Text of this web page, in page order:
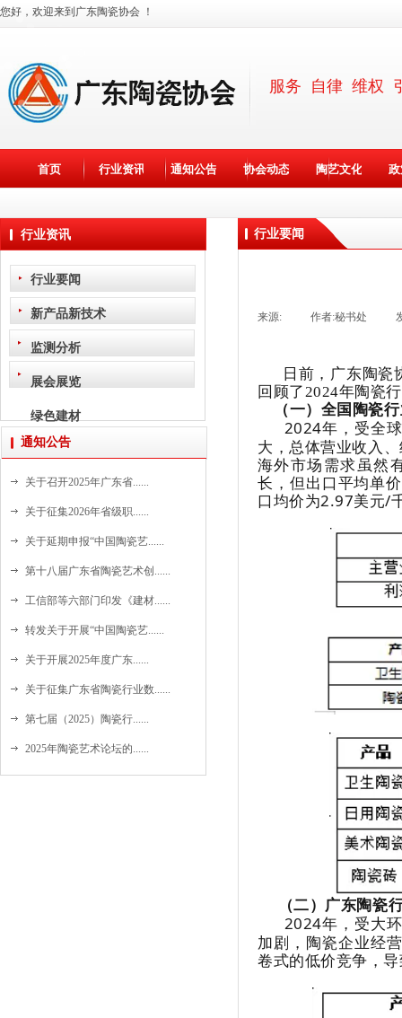
首页 行业资讯 通知公告 协会动态 陶艺文化
您好，欢迎来到广东陶瓷协会 ！
服务 自律 维权
行业要闻
行业资讯
行业要闻
新产品新技术
监测分析
展会展览
绿色建材
来源: 作者:秘书处
日前，广东陶瓷
回顾了2024年陶瓷
（一）全国陶瓷行
2024年，受全
大，总体营业收入
海外市场需求虽然
长，但出口平均单
口均价为2.97美元/
（二）广东陶瓷
2024年，受大
加剧，陶瓷企业经
卷式的低价竞争，
通知公告
关于召开2025年广东省......
关于征集2026年省级职......
关于延期申报“中国陶瓷艺......
第十八届广东省陶瓷艺术创......
工信部等六部门印发《建材......
转发关于开展“中国陶瓷艺......
关于开展2025年度广东......
关于征集广东省陶瓷行业数......
第七届（2025）陶瓷行......
2025年陶瓷艺术论坛的......